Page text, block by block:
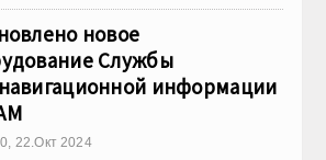
новое
Службы
информации
22.Окт 2024